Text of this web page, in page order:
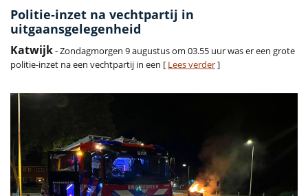
Politie-inzet na vechtpartij in
uitgaansgelegenheid
Katwijk- Zondagmorgen 9 augustus om 03.55 uur was er een grote
politie-inzet na een vechtpartij in een [ Lees verder]